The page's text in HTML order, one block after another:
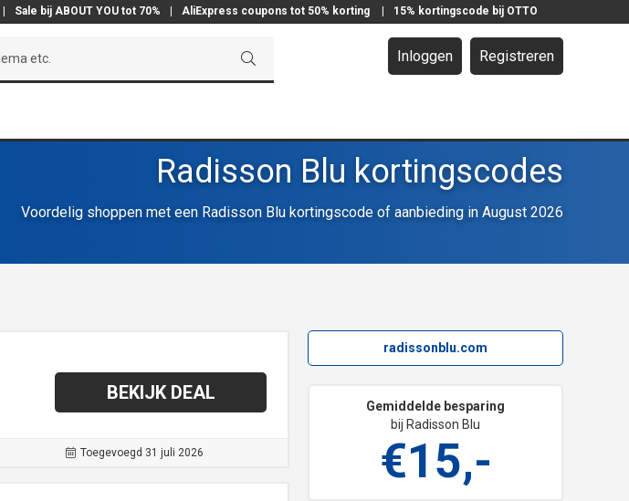
Sale bij ABOUT YOU tot 70% AliExpress coupons tot 50% korting 15% kortingscode bij OTTO
Inloggen Registreren
Radisson Blu kortingscodes
Voordelig shoppen met een Radisson Blu kortingscode of aanbieding in August 2026
BEKIJK DEAL
Toegevoegd 31 juli 2026
radissonblu.com
Gemiddelde besparing
bij Radisson Blu
€15,-